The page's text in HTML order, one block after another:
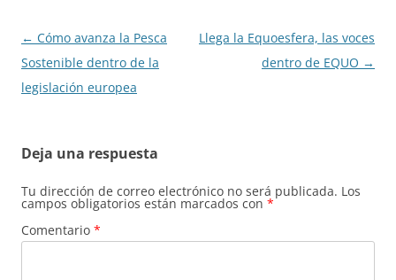
Navegación
de
entradas
← Cómo avanza la Pesca
Sostenible dentro de la
legislación europea
Llega la Equoesfera, las voces
dentro de EQUO →
Deja una respuesta
Tu dirección de correo electrónico no será publicada. Los
campos obligatorios están marcados con *
Comentario *